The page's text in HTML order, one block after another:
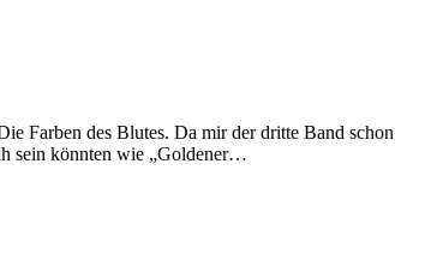
Farben des Blutes. Da mir der dritte Band schon
sein könnten wie „Goldener…